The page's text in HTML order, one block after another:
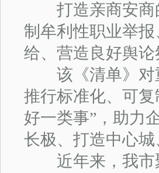
打造亲商安商
制牟利性职业举
给、营造良好舆论
该《清单》对
推行标准化、可
好一类事”，助力
长极、打造中心
近年来，我市